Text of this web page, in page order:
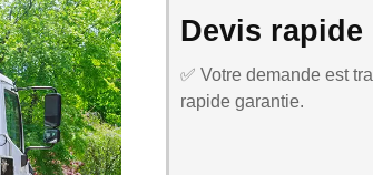
Devis rapide
✅ Votre demande est
rapide garantie.